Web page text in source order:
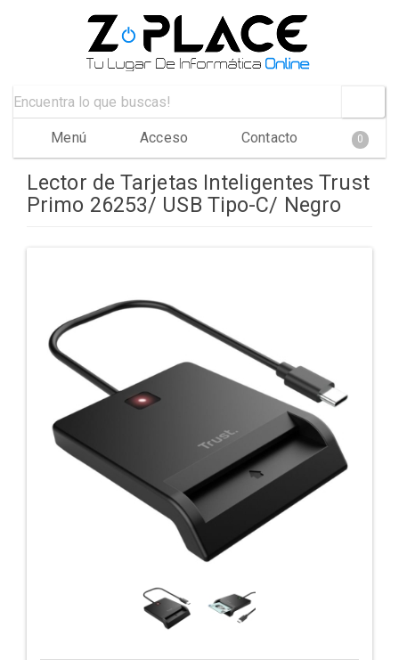
Menú Acceso Contacto 0
Lector de Tarjetas Inteligentes Trust
Primo 26253/ USB Tipo-C/ Negro